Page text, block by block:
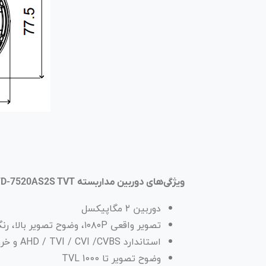
ویژگی‌های دوربین مداربسته TD-7520AS2S TVT
دوربین ۲ مگاپیکسل
تصویر واقعی ۱۰۸۰P، وضوح تصویر بالا، رنگ حقیقی
استاندارد AHD / TVI / CVI /CVBS و خروجی ویدئو بدون افت
وضوح تصویر تا TVL 1000